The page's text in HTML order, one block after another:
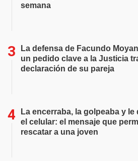
semana
La defensa de Facundo
un pedido clave a la Justicia
declaración de su pareja
La encerraba, la golpeaba y le
el celular: el mensaje que
rescatar a una joven